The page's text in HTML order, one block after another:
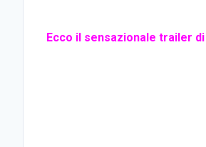
Ecco il sensazionale trailer di